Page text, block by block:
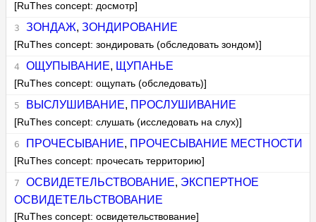
[RuThes concept: досмотр]
ЗОНДАЖ, ЗОНДИРОВАНИЕ
[RuThes concept: зондировать (обследовать зондом)]
ОЩУПЫВАНИЕ, ЩУПАНЬЕ
[RuThes concept: ощупать (обследовать)]
ВЫСЛУШИВАНИЕ, ПРОСЛУШИВАНИЕ
[RuThes concept: слушать (исследовать на слух)]
ПРОЧЕСЫВАНИЕ, ПРОЧЕСЫВАНИЕ МЕСТНОСТИ
[RuThes concept: прочесать территорию]
ОСВИДЕТЕЛЬСТВОВАНИЕ, ЭКСПЕРТНОЕ
ОСВИДЕТЕЛЬСТВОВАНИЕ
[RuThes concept: освидетельствование]